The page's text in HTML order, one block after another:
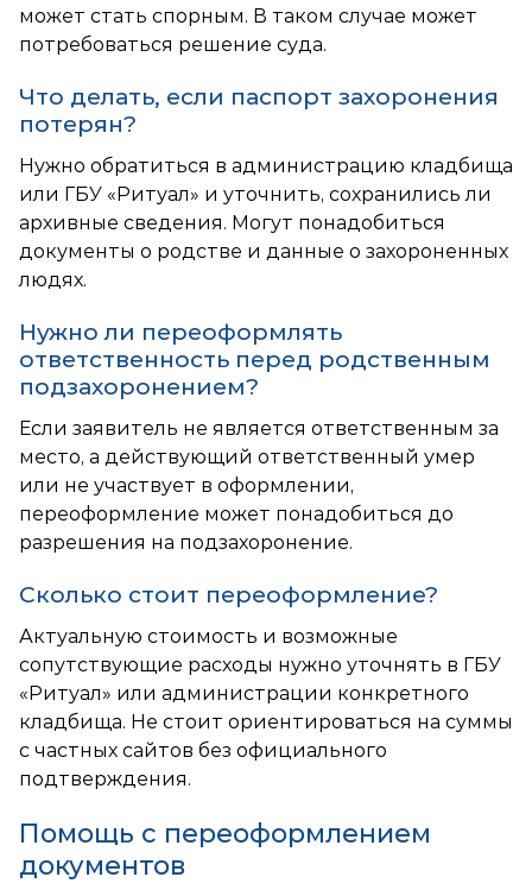
может стать спорным. В таком случае может
потребоваться решение суда.
Что делать, если паспорт захоронения
потерян?
Нужно обратиться в администрацию кладбища
или ГБУ «Ритуал» и уточнить, сохранились ли
архивные сведения. Могут понадобиться
документы о родстве и данные о захороненных
людях.
Нужно ли переоформлять
ответственность перед родственным
подзахоронением?
Если заявитель не является ответственным за
место, а действующий ответственный умер
или не участвует в оформлении,
переоформление может понадобиться до
разрешения на подзахоронение.
Сколько стоит переоформление?
Актуальную стоимость и возможные
сопутствующие расходы нужно уточнять в ГБУ
«Ритуал» или администрации конкретного
кладбища. Не стоит ориентироваться на суммы
с частных сайтов без официального
подтверждения.
Помощь с переоформлением
документов